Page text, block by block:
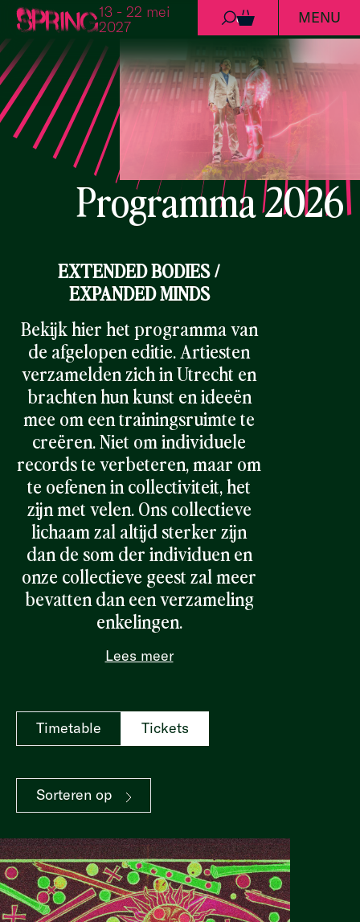
Ga naar de inhoud
13 - 22 mei
2027
0 MENU
Programma 2026
EXTENDED BODIES /
EXPANDED MINDS
Bekijk hier het programma van
de afgelopen editie. Artiesten
verzamelden zich in Utrecht en
brachten hun kunst en ideeën
mee om een trainingsruimte te
creëren. Niet om individuele
records te verbeteren, maar om
te oefenen in collectiviteit, het
zijn met velen. Ons collectieve
lichaam zal altijd sterker zijn
dan de som der individuen en
onze collectieve geest zal meer
bevatten dan een verzameling
enkelingen.
Lees meer
Timetable Tickets
Sorteren op